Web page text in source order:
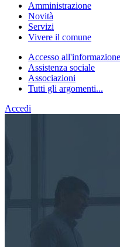
Amministrazione
Novità
Servizi
Vivere il comune
Accesso all'informazione
Assistenza sociale
Associazioni
Tutti gli argomenti...
Accedi